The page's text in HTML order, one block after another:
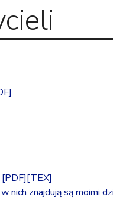
[PDF][TEX]
nich znajdują są moimi